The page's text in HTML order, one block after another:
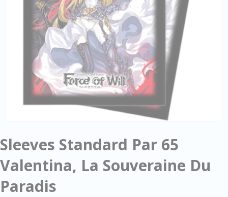
Sleeves Standard Par 65
Valentina, La Souveraine Du
Paradis